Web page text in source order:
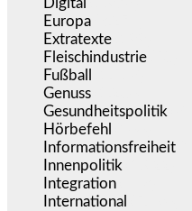
Digital
Europa
Extratexte
Fleischindustrie
Fußball
Genuss
Gesundheitspolitik
Hörbefehl
Informationsfreiheit
Innenpolitik
Integration
International